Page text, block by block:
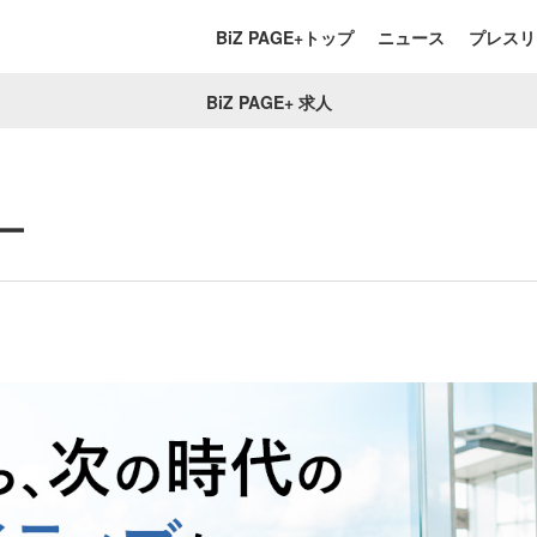
BiZ PAGE+トップ ニュース プレス
BiZ PAGE+ 求人